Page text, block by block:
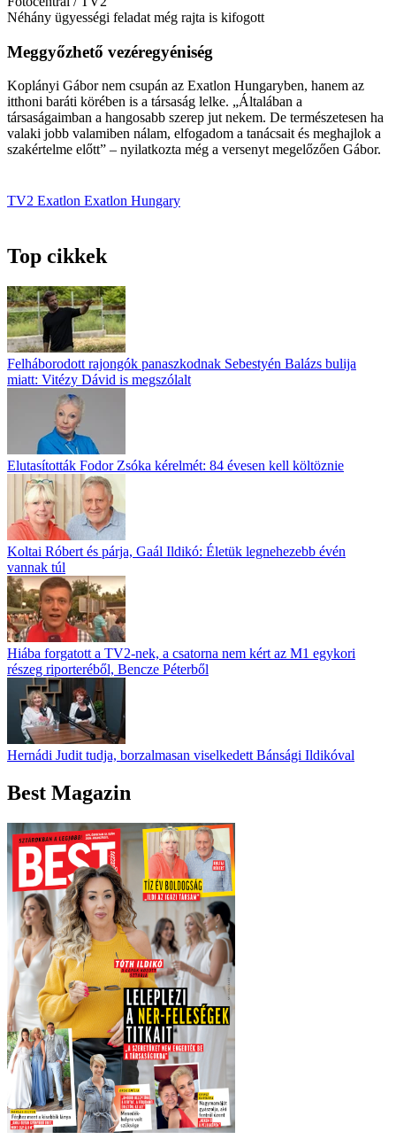
Néhány ügyességi feladat még rajta is kifogott
Meggyőzhető vezéregyéniség
Koplányi Gábor nem csupán az Exatlon Hungaryben, hanem az
itthoni baráti körében is a társaság lelke. „Általában a
társaságaimban a hangosabb szerep jut nekem. De természetesen ha
valaki jobb valamiben nálam, elfogadom a tanácsait és meghajlok a
szakértelme előtt” – nyilatkozta még a versenyt megelőzően Gábor.
TV2 Exatlon Exatlon Hungary
Top cikkek
Felháborodott rajongók panaszkodnak Sebestyén Balázs bulija
miatt: Vitézy Dávid is megszólalt
Elutasították Fodor Zsóka kérelmét: 84 évesen kell költöznie
Koltai Róbert és párja, Gaál Ildikó: Életük legnehezebb évén
vannak túl
Hiába forgatott a TV2-nek, a csatorna nem kért az M1 egykori
részeg riporteréből, Bencze Péterből
Hernádi Judit tudja, borzalmasan viselkedett Bánsági Ildikóval
Best Magazin